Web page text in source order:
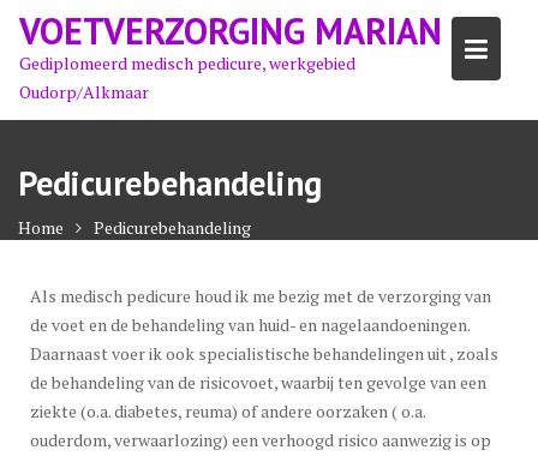
Ga
naar
inhoud
VOETVERZORGING MARIAN
Gediplomeerd medisch pedicure, werkgebied
Oudorp/Alkmaar
Pedicurebehandeling
Home Pedicurebehandeling
Als medisch pedicure houd ik me bezig met de verzorging van
de voet en de behandeling van huid- en nagelaandoeningen.
Daarnaast voer ik ook specialistische behandelingen uit , zoals
de behandeling van de risicovoet, waarbij ten gevolge van een
ziekte (o.a. diabetes, reuma) of andere oorzaken ( o.a.
ouderdom, verwaarlozing) een verhoogd risico aanwezig is op